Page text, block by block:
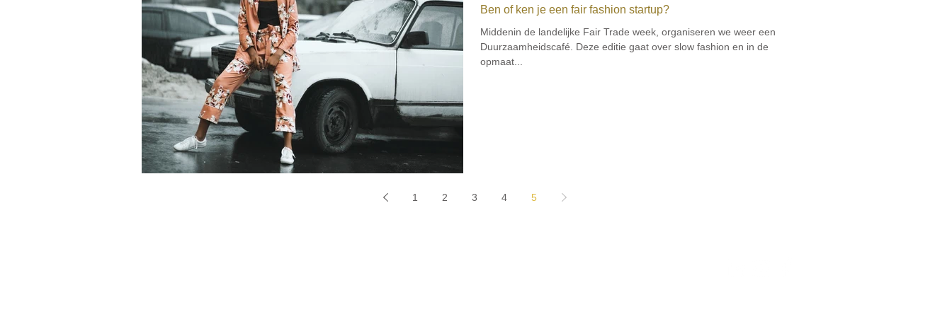
Ben of ken je een fair fashion startup?
Middenin de landelijke Fair Trade week, organiseren we weer een
Duurzaamheidscafé. Deze editie gaat over slow fashion en in de
opmaat...
1 2 3 4 5